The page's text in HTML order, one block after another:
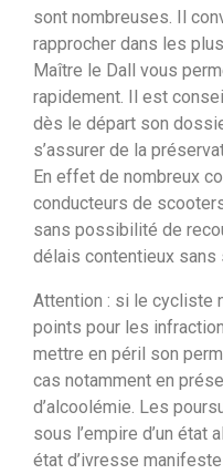
sont nombreuses. Il
rapprocher dans les
Maître le Dall vous
rapidement. Il est
dès le départ son
s’assurer de la
En effet de nombreux
conducteurs de
sans possibilité de
délais contentieux sans
Attention : si le cycliste
points pour les
mettre en péril son
cas notamment en
d’alcoolémie. Les
sous l’empire d’un état
état d’ivresse